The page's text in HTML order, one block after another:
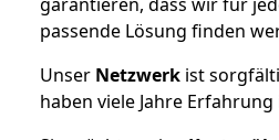
passende Lösung finden
Unser Netzwerk ist
haben viele Jahre